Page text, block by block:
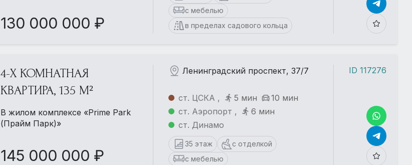
130 000 000 ₽
с мебелью
в пределах садового кольца
4-Х КОМНАТНАЯ
КВАРТИРА, 135 М²
В жилом комплексе «Prime Park
(Прайм Парк)»
145 000 000 ₽
Ленинградский проспект, 37/7
ст. ЦСКА , 5 мин
10 мин
ст. Аэропорт ,
6 мин
ст. Динамо
35 этаж
с отделкой
с мебелью
ID 117276